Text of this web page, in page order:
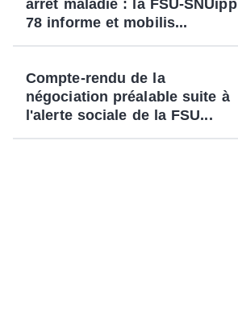
arrêt maladie : la FSU-SNUipp
78 informe et mobilis...
Compte-rendu de la
négociation préalable suite à
l'alerte sociale de la FSU...